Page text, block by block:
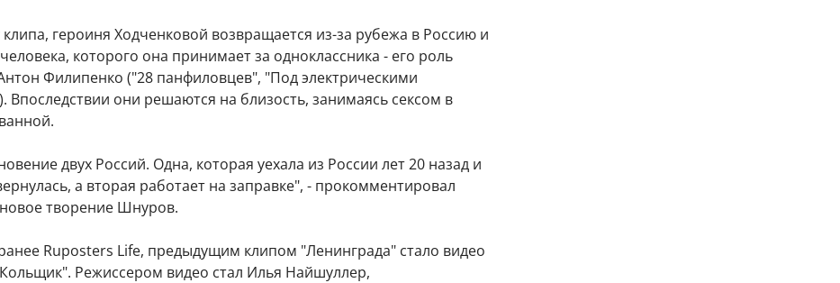
героиня Ходченковой возвращается из-за рубежа в Россию и
которого она принимает за одноклассника - его роль
Филипенко ("28 панфиловцев", "Под электрическими
Впоследствии они решаются на близость, занимаясь сексом в
двух Россий. Одна, которая уехала из России лет 20 назад и
а вторая работает на заправке", - прокомментировал
творение Шнуров.
Ruposters Life, предыдущим клипом "Ленинграда" стало видео
Режиссером видео стал Илья Найшуллер,